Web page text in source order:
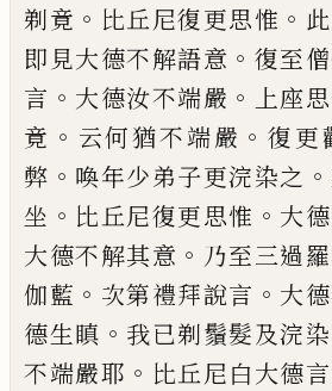
剃竟 。 比丘尼復更思惟 。
即見大德不解語意 。 復至
言 。 大德汝不端嚴 。 上座
竟 。 云何猶不端嚴 。復更
弊 。 喚年少弟子更浣染之 。
坐 。 比丘尼復更思惟 。 大
大德不解其意 。 乃至三過
伽藍 。 次第禮拜說言 。 大
德生瞋 。 我已剃鬚髮及浣
不端嚴耶 。 比丘尼白大德言